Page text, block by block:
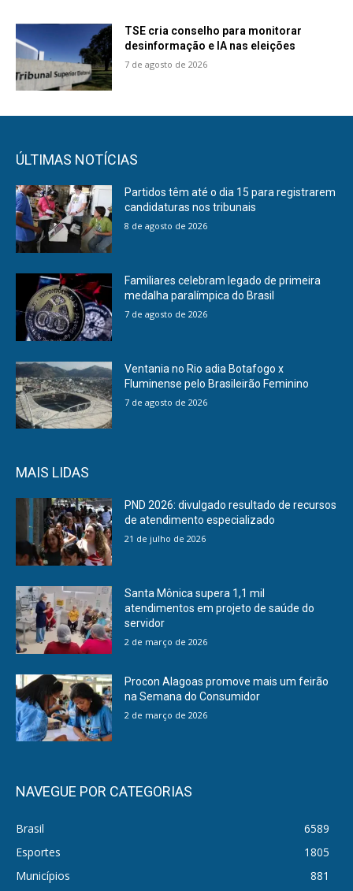
TSE cria conselho para monitorar
desinformação e IA nas eleições
7 de agosto de 2026
ÚLTIMAS NOTÍCIAS
Partidos têm até o dia 15 para registrarem
candidaturas nos tribunais
8 de agosto de 2026
Familiares celebram legado de primeira
medalha paralímpica do Brasil
7 de agosto de 2026
Ventania no Rio adia Botafogo x
Fluminense pelo Brasileirão Feminino
7 de agosto de 2026
MAIS LIDAS
PND 2026: divulgado resultado de recursos
de atendimento especializado
21 de julho de 2026
Santa Mônica supera 1,1 mil
atendimentos em projeto de saúde do
servidor
2 de março de 2026
Procon Alagoas promove mais um feirão
na Semana do Consumidor
2 de março de 2026
NAVEGUE POR CATEGORIAS
Brasil
6589
Esportes
1805
Municípios
881